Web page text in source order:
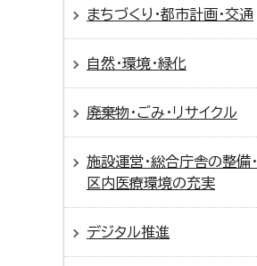
まちづくり・都市計画・交通
自然・環境・緑化
廃棄物・ごみ・リサイクル
施設運営・総合庁舎の整備・
区内医療環境の充実
デジタル推進